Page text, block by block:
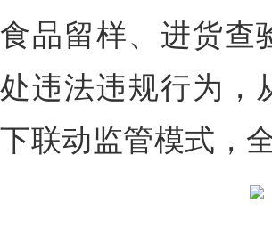
食品留样、进货查
处违法违规行为，
下联动监管模式，